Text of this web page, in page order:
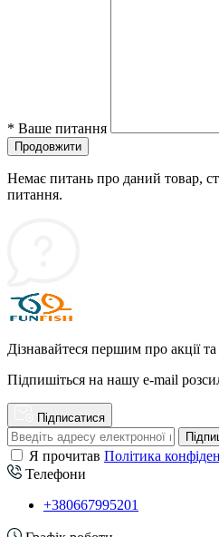
* Ваше питання
Продовжити
Немає питань про даний товар,
питання.
Дізнавайтеся першим про акції
Підпишіться на нашу e-mail
Підписатися
Я прочитав Політика
Телефони
+380667995201